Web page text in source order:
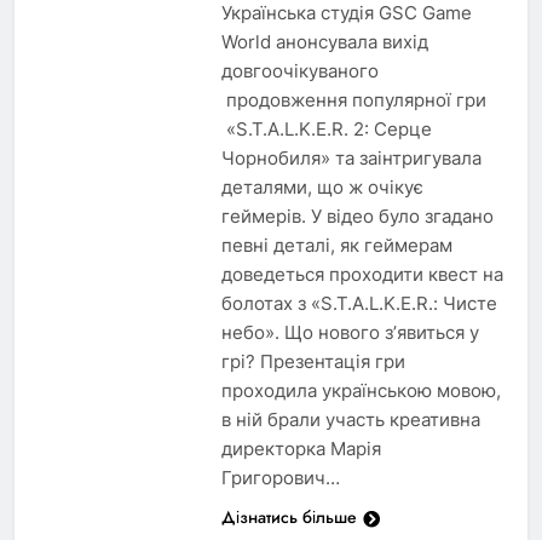
Українська студія GSC Game
World анонсувала вихід
довгоочікуваного
продовження популярної гри
«S.T.A.L.K.E.R. 2: Серце
Чорнобиля» та заінтригувала
деталями, що ж очікує
геймерів. У відео було згадано
певні деталі, як геймерам
доведеться проходити квест на
болотах з «S.T.A.L.K.E.R.: Чисте
небо». Що нового з’явиться у
грі? Презентація гри
проходила українською мовою,
в ній брали участь креативна
директорка Марія
Григорович…
Дізнатись більше